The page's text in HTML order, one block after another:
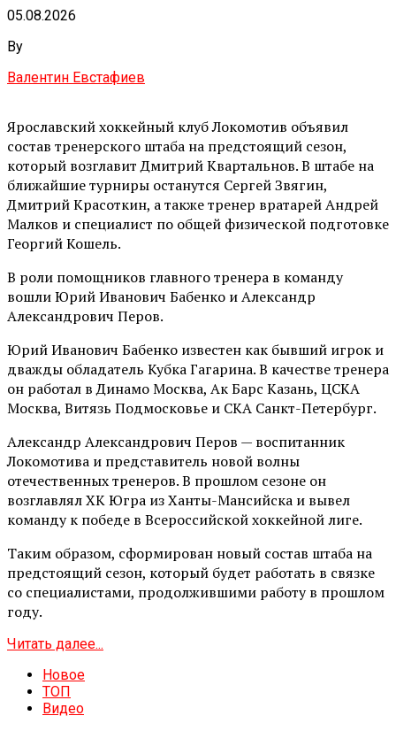
05.08.2026
By
Валентин Евстафиев
Ярославский хоккейный клуб Локомотив объявил
состав тренерского штаба на предстоящий сезон,
который возглавит Дмитрий Квартальнов. В штабе на
ближайшие турниры останутся Сергей Звягин,
Дмитрий Красоткин, а также тренер вратарей Андрей
Малков и специалист по общей физической подготовке
Георгий Кошель.
В роли помощников главного тренера в команду
вошли Юрий Иванович Бабенко и Александр
Александрович Перов.
Юрий Иванович Бабенко известен как бывший игрок и
дважды обладатель Кубка Гагарина. В качестве тренера
он работал в Динамо Москва, Ак Барс Казань, ЦСКА
Москва, Витязь Подмосковье и СКА Санкт-Петербург.
Александр Александрович Перов — воспитанник
Локомотива и представитель новой волны
отечественных тренеров. В прошлом сезоне он
возглавлял ХК Югра из Ханты-Мансийска и вывел
команду к победе в Всероссийской хоккейной лиге.
Таким образом, сформирован новый состав штаба на
предстоящий сезон, который будет работать в связке
со специалистами, продолжившими работу в прошлом
году.
Читать далее...
Новое
ТОП
Видео